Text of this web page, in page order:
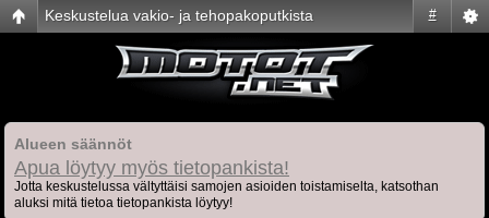
#
Keskustelua vakio- ja tehopakoputkista
Alueen säännöt
Apua löytyy myös tietopankista!
Jotta keskustelussa vältyttäisi samojen asioiden toistamiselta, katsothan
aluksi mitä tietoa tietopankista löytyy!